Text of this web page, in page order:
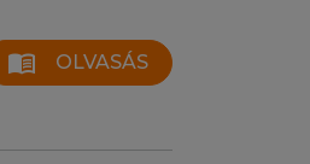
menu_book OLVASÁS